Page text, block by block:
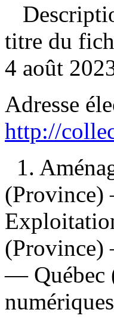
titre du
4 août
Adresse
http://
1.
(Province)
— Québec